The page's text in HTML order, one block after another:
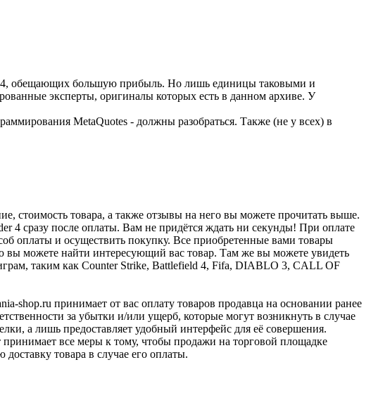
4, обещающих большую прибыль. Но лишь единицы таковыми и
эксперты, оригиналы которых есть в данном архиве. У
MetaQuotes - должны разобраться. Также (не у всех) в
стоимость товара, а также отзывы на него вы можете прочитать выше.
4 сразу после оплаты. Вам не придётся ждать ни секунды! При оплате
оплаты и осуществить покупку. Все приобретенные вами товары
можете найти интересующий вас товар. Там же вы можете увидеть
таким как Counter Strike, Battlefield 4, Fifa, DIABLO 3, CALL OF
shop.ru принимает от вас оплату товаров продавца на основании ранее
за убытки и/или ущерб, которые могут возникнуть в случае
а лишь предоставляет удобный интерфейс для её совершения.
принимает все меры к тому, чтобы продажи на торговой площадке
доставку товара в случае его оплаты.